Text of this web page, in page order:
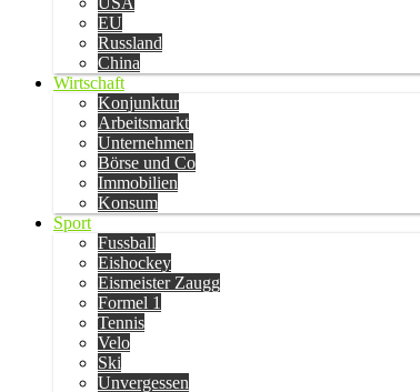
EU
Russland
China
Wirtschaft
Konjunktur
Arbeitsmarkt
Unternehmen
Börse und Co
Immobilien
Konsum
Sport
Fussball
Eishockey
Eismeister Zaugg
Formel 1
Tennis
Velo
Ski
Unvergessen